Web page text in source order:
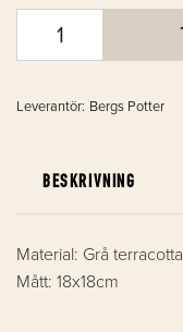
Leverantör: Bergs Potter
BESKRIVNING
Material: Grå terracotta
Mått: 18x18cm